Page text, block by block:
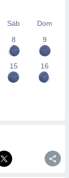
Sáb
Dom
8 9
15 16